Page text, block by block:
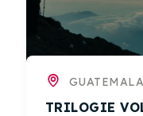
GUATEMALA
TRILOGIE